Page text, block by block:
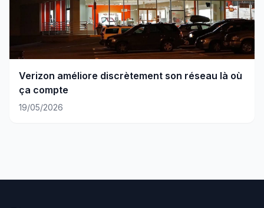
Verizon améliore discrètement son réseau là où
ça compte
19/05/2026